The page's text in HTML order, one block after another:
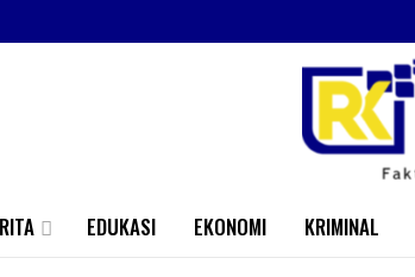
EDUKASI EKONOMI KRIMINAL